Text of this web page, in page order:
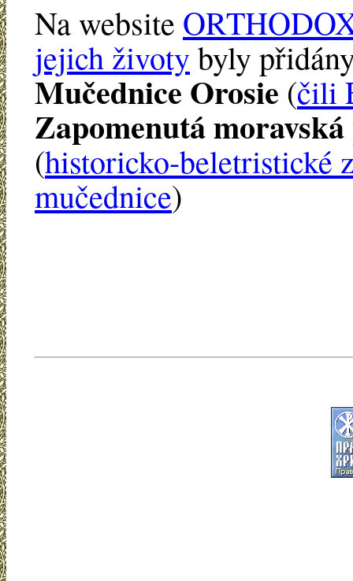
Na website
jejich životy byly
Mučednice Orosie (čili
Zapomenutá
(historicko-beletristické
mučednice)